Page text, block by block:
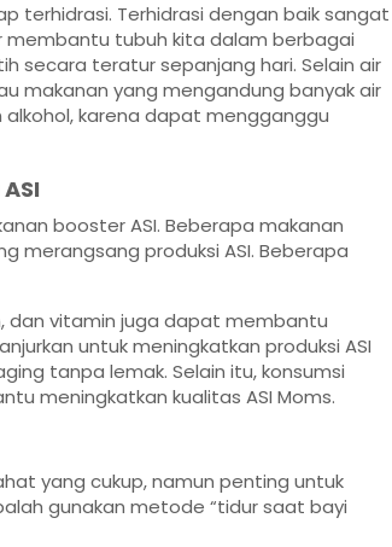
terhidrasi. Terhidrasi dengan baik sangat
membantu tubuh kita dalam berbagai
secara teratur sepanjang hari. Selain air
makanan yang mengandung banyak air
karena dapat mengganggu
booster ASI. Beberapa makanan
merangsang produksi ASI. Beberapa
dan vitamin juga dapat membantu
untuk meningkatkan produksi ASI
tanpa lemak. Selain itu, konsumsi
meningkatkan kualitas ASI Moms.
yang cukup, namun penting untuk
gunakan metode “tidur saat bayi